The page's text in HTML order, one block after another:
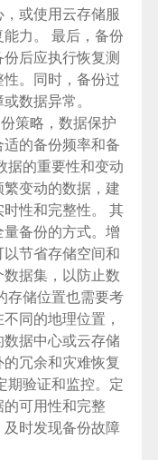
或使用云存储服
力。 最后，备份
后应执行恢复测
。同时，备份过
数据异常。
策略，数据保护
的备份频率和备
据的重要性和变动
变动的数据，建
性和完整性。 其
备份的方式。增
节省存储空间和
据集，以防止数
存储位置也需要考
同的地理位置，
据中心或云存储
冗余和灾难恢复
期验证和监控。定
可用性和完整
时发现备份故障